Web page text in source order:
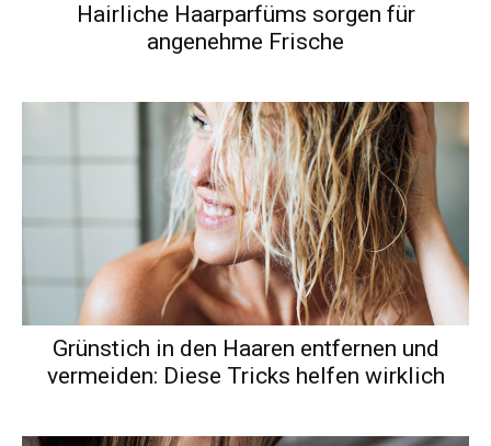
Hairliche Haarparfüms sorgen für
angenehme Frische
Grünstich in den Haaren entfernen und
vermeiden: Diese Tricks helfen wirklich